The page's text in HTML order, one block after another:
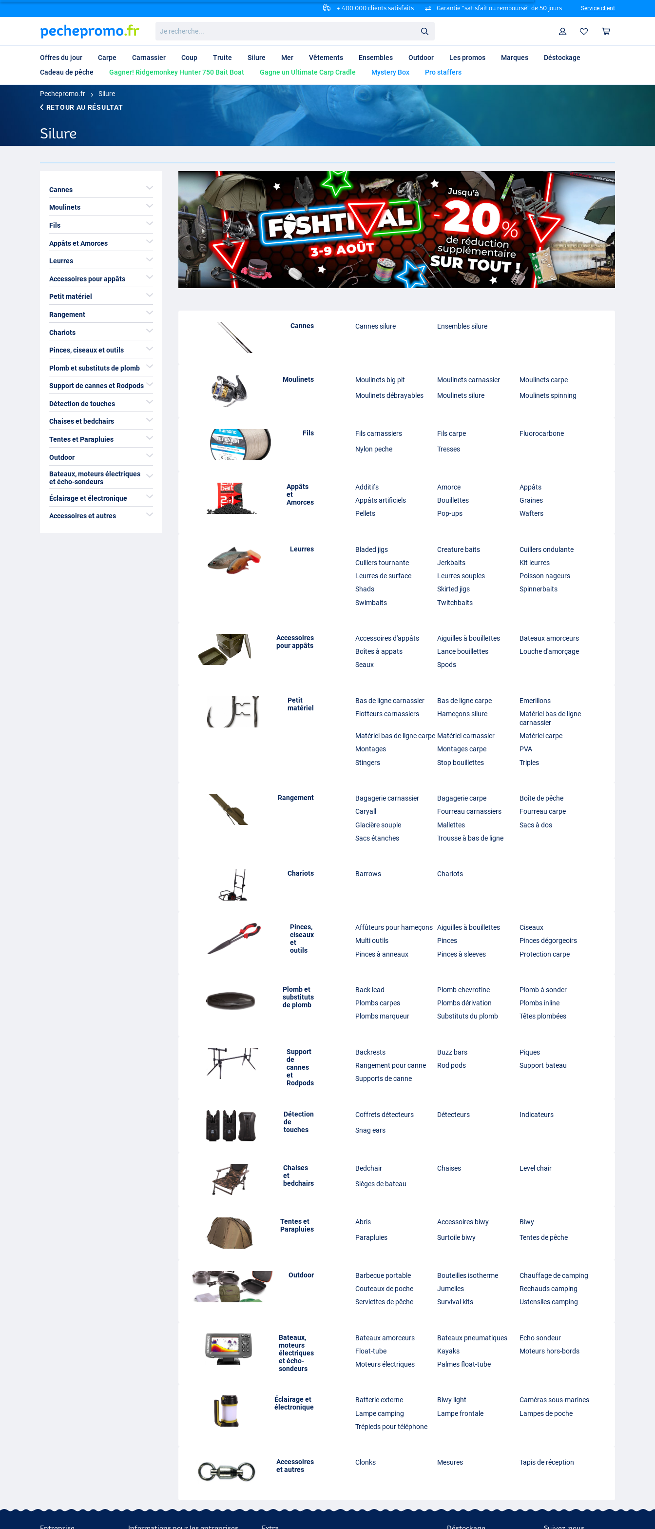
+ 400.000 clients satisfaits Garantie "satisfait ou remboursé" de 50 jours Service client
recherche...
Profil
Offres du jour Carpe Carnassier Coup Truite Silure Mer Vêtements Ensembles Outdoor Les promos Marques
Déstockage
Cadeau de pêche
Gagner! Ridgemonkey Hunter 750 Bait Boat Gagne un Ultimate Carp Cradle Mystery Box Pro staffers
Pechepromo.fr
Silure
RETOUR AU RÉSULTAT
Silure
Cannes
Moulinets
Fils
Appâts et Amorces
Leurres
Accessoires pour appâts
Petit matériel
Rangement
Chariots
Pinces, ciseaux et outils
Plomb et substituts de plomb
Support de cannes et Rodpods
Détection de touches
Chaises et bedchairs
Tentes et Parapluies
Outdoor
Bateaux, moteurs électriques
et écho-sondeurs
Éclairage et électronique
Accessoires et autres
Cannes Cannes silure Ensembles silure
Moulinets Moulinets big pit Moulinets carnassier
Moulinets carpe
Moulinets débrayables
Moulinets silure Moulinets spinning
Fils Fils carnassiers Fils carpe
Fluorocarbone
Nylon peche
Tresses
Appâts
et
Amorces
Additifs Amorce
Appâts
Appâts artificiels
Bouillettes
Graines
Pellets
Pop-ups Wafters
Leurres Bladed jigs Creature baits
Cuillers ondulante
Cuillers tournante
Jerkbaits
Kit leurres
Leurres de surface
Leurres souples
Poisson nageurs
Shads
Skirted jigs
Spinnerbaits
Swimbaits
Twitchbaits
Accessoires
pour appâts
Accessoires d'appâts Aiguilles à bouillettes
Bateaux amorceurs
Boîtes à appats
Lance bouillettes
Louche d'amorçage
Seaux
Spods
Petit
matériel
Bas de ligne carnassier Bas de ligne carpe
Emerillons
Flotteurs carnassiers
Hameçons silure
Matériel bas de ligne
carnassier
Matériel bas de ligne carpe Matériel carnassier
Matériel carpe
Montages
Montages carpe
PVA
Stingers
Stop bouillettes Triples
Rangement Bagagerie carnassier Bagagerie carpe
Boîte de pêche
Caryall
Fourreau carnassiers
Fourreau carpe
Glacière souple
Mallettes
Sacs à dos
Sacs étanches
Trousse à bas de ligne
Chariots Barrows Chariots
Pinces,
ciseaux
et
outils
Affûteurs pour hameçons Aiguilles à bouillettes
Ciseaux
Multi outils
Pinces
Pinces dégorgeoirs
Pinces à anneaux
Pinces à sleeves Protection carpe
Plomb et
substituts
de plomb
Back lead Plomb chevrotine
Plomb à sonder
Plombs carpes
Plombs dérivation
Plombs inline
Plombs marqueur
Substituts du plomb Têtes plombées
Support
de
cannes
et
Rodpods
Backrests Buzz bars
Piques
Rangement pour canne
Rod pods
Support bateau
Supports de canne
Détection
de
touches
Coffrets détecteurs Détecteurs
Indicateurs
Snag ears
Chaises
et
bedchairs
Bedchair Chaises
Level chair
Sièges de bateau
Tentes et
Parapluies
Abris Accessoires biwy
Biwy
Parapluies
Surtoile biwy Tentes de pêche
Outdoor Barbecue portable Bouteilles isotherme
Chauffage de camping
Couteaux de poche
Jumelles
Rechauds camping
Serviettes de pêche
Survival kits Ustensiles camping
Bateaux,
moteurs
électriques
et écho-
sondeurs
Bateaux amorceurs Bateaux pneumatiques
Echo sondeur
Float-tube
Kayaks
Moteurs hors-bords
Moteurs électriques
Palmes float-tube
Éclairage et
électronique
Batterie externe Biwy light
Caméras sous-marines
Lampe camping
Lampe frontale
Lampes de poche
Trépieds pour téléphone
Accessoires
et autres
Clonks Mesures Tapis de réception